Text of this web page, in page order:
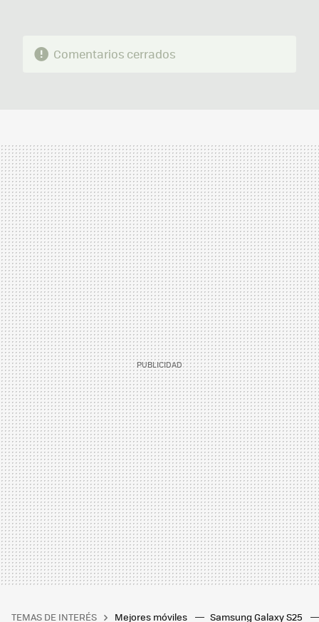
Comentarios cerrados
TEMAS DE INTERÉS Mejores móviles Samsung Galaxy S25